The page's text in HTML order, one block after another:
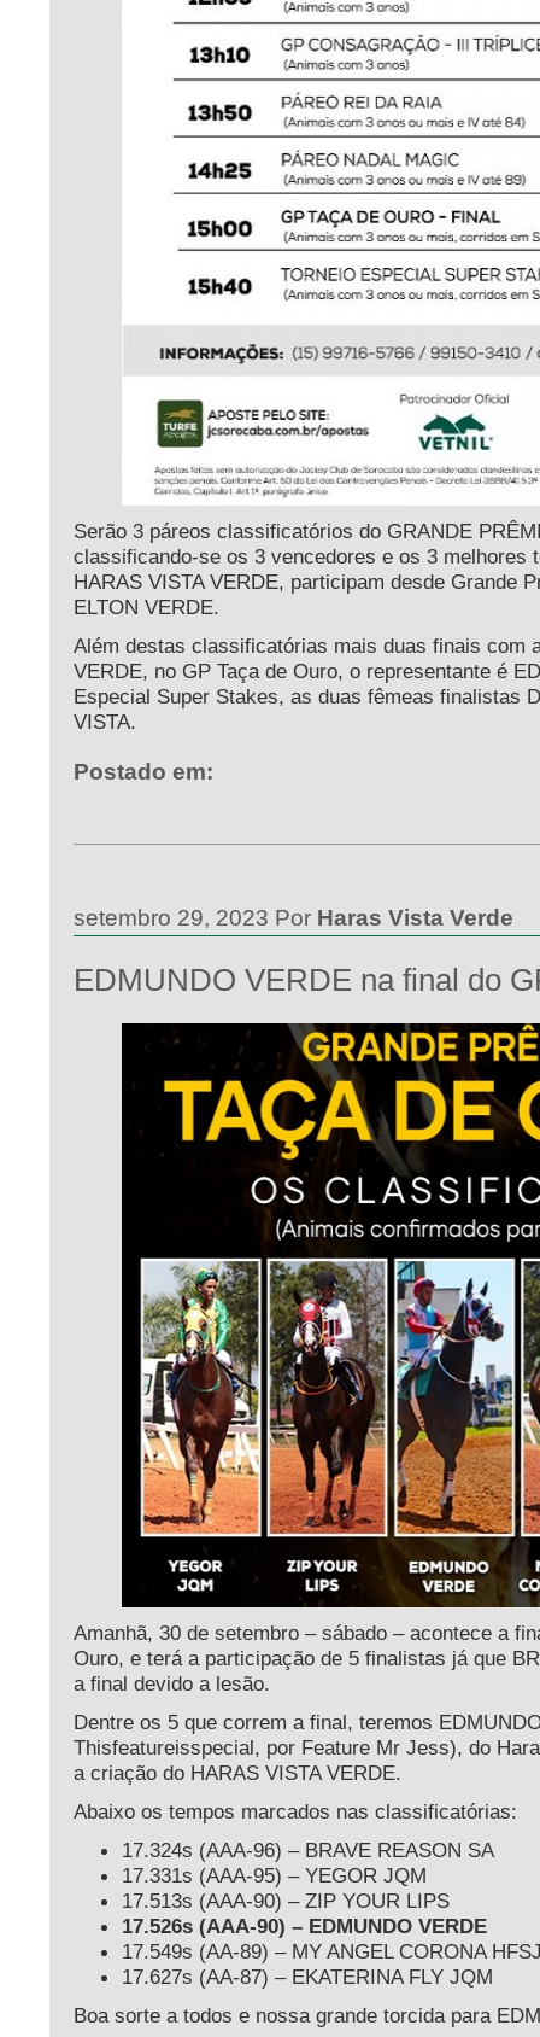
Serão 3 páreos classificatórios do GRANDE
classificando-se os 3 vencedores e os 3 melhores
HARAS VISTA VERDE, participam desde Grande
ELTON VERDE.
Além destas classificatórias mais duas finais com
VERDE, no GP Taça de Ouro, o representante é
Especial Super Stakes, as duas fêmeas finalistas
VISTA.
Postado em:
setembro 29, 2023 Por Haras Vista Verde
EDMUNDO VERDE na final do
Amanhã, 30 de setembro – sábado – acontece a
Ouro, e terá a participação de 5 finalistas já que
a final devido a lesão.
Dentre os 5 que correm a final, teremos
Thisfeatureisspecial, por Feature Mr Jess), do
a criação do HARAS VISTA VERDE.
Abaixo os tempos marcados nas classificatórias:
17.324s (AAA-96) – BRAVE REASON SA
17.331s (AAA-95) – YEGOR JQM
17.513s (AAA-90) – ZIP YOUR LIPS
17.526s (AAA-90) – EDMUNDO VERDE
17.549s (AA-89) – MY ANGEL CORONA
17.627s (AA-87) – EKATERINA FLY JQM
Boa sorte a todos e nossa grande torcida para